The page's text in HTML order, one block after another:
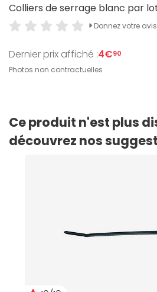
Colliers de serrage blanc par
Donnez votre avis
Dernier prix affiché :4€90
Photos non contractuelles
Ce produit n'est plus
découvrez nos